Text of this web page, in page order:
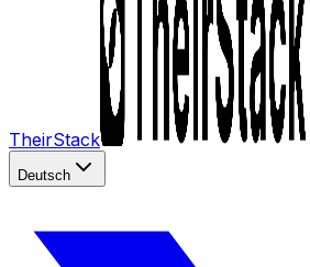
TheirStack
Deutsch